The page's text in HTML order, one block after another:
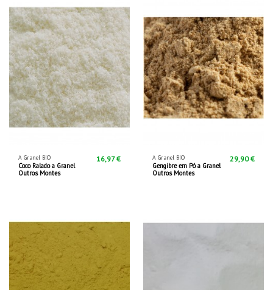
A Granel BIO
Coco Ralado a Granel
Outros Montes
16,97 € A Granel BIO
Gengibre em Pó a Granel
Outros Montes
29,90 €